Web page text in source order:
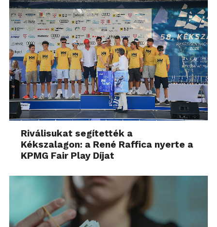
Riválisukat segítették a
Kékszalagon: a René Raffica nyerte a
KPMG Fair Play Díjat